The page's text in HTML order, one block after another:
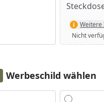
Weitere
Nicht
Werbeschild wählen
anzeigen (2)